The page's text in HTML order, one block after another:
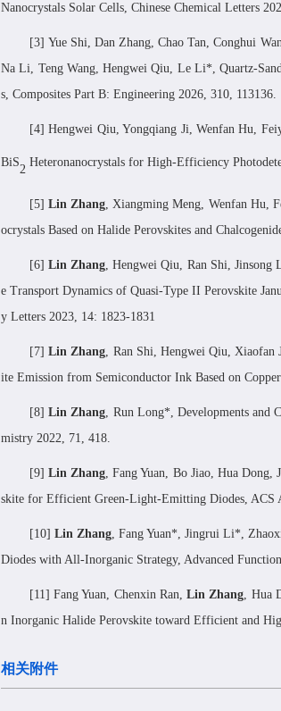
Nanocrystals Solar Cells, Chinese Chemical Letters
[3] Yue Shi, Dan Zhang, Chao Tan, Conghui
Na Li, Teng Wang, Hengwei Qiu, Le Li*, Quartz-S
s, Composites Part B: Engineering 2026, 310, 113136.
[4] Hengwei Qiu, Yongqiang Ji, Wenfan Hu,
BiS
2
Heteronanocrystals for High-Efficiency P
[5]Lin Zhang , Xiangming Meng, Wenfan Hu,
ocrystals Based on Halide Perovskites and C
[6]Lin Zhang ,Hengwei Qiu Ran Shi Jinsong
e Transport Dynamics of Quasi-Type II Perovskite
y Letters 2023, 14: 1823-1831
[7] Lin Zhang Ran Shi Hengwei Qiu Xiaofan
ite Emission from Semiconductor Ink Based on
[8]Lin Zhang , Run Long*, Developments and
mistry 2022, 71, 418.
[9]Lin Zhang ,Fang Yuan Bo Jiao, Hua Dong,
skite for Efficient Green-Light-Emitting Diodes, ACS
[10]Lin Zhang , Fang Yuan*, Jingrui Li*,
Diodes with All-Inorganic Strategy, Advanced
[11 ] Fang Yuan Chenxin Ran ,Lin Zhang Hua
n Inorganic Halide Perovskite toward Efficient and
相关附件